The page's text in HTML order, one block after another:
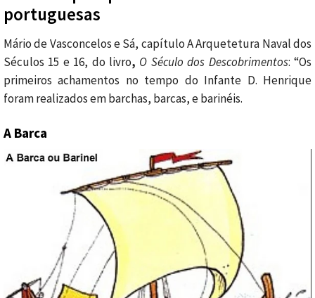
portuguesas
Mário de Vasconcelos e Sá, capítulo A Arquetetura Naval dos
Séculos 15 e 16, do livro, O Século dos Descobrimentos: “Os
primeiros achamentos no tempo do Infante D. Henrique
foram realizados em barchas, barcas, e barinéis.
A Barca